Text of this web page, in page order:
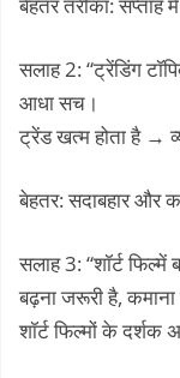
सलाह 2: “ट्रेंडिंग
आधा सच।
ट्रेंड खत्म होता है →
बेहतर: सदाबहार और
सलाह 3: “शॉर्ट
बढ़ना जरूरी है, कमाना
शॉर्ट फिल्मों के दर्शक